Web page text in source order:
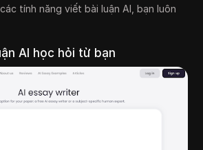
tính năng viết bài luận AI, bạn luôn
AI học hỏi từ bạn